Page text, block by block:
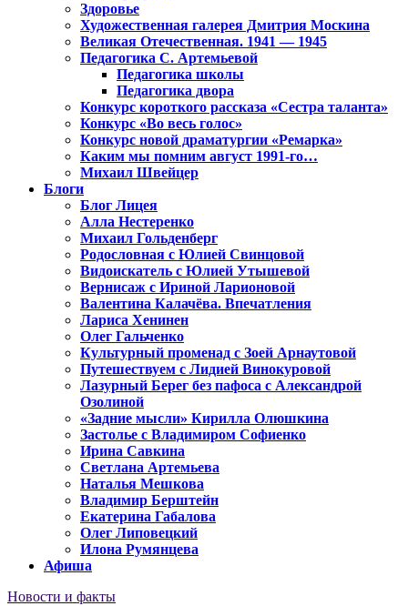
Здоровье
Художественная галерея Дмитрия Москина
Великая Отечественная. 1941 — 1945
Педагогика С. Артемьевой
Педагогика школы
Педагогика двора
Конкурс короткого рассказа «Сестра таланта»
Конкурс «Во весь голос»
Конкурс новой драматургии «Ремарка»
Каким мы помним август 1991-го…
Михаил Швейцер
Блоги
Блог Лицея
Алла Нестеренко
Михаил Гольденберг
Родословная с Юлией Свинцовой
Видоискатель с Юлией Утышевой
Вернисаж с Ириной Ларионовой
Валентина Калачёва. Впечатления
Лариса Хенинен
Олег Гальченко
Культурный променад с Зоей Арнаутовой
Путешествуем с Лидией Винокуровой
Лазурный Берег без пафоса с Александрой
Озолиной
«Задние мысли» Кирилла Олюшкина
Застолье с Владимиром Софиенко
Ирина Савкина
Светлана Артемьева
Наталья Мешкова
Владимир Берштейн
Екатерина Габалова
Олег Липовецкий
Илона Румянцева
Афиша
Новости и факты